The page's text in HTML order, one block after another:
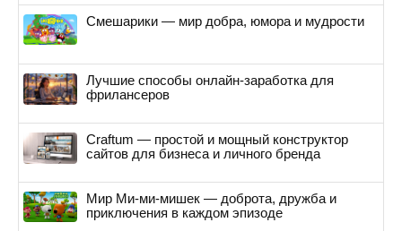
Смешарики — мир добра, юмора и мудрости
Лучшие способы онлайн-заработка для
фрилансеров
Craftum — простой и мощный конструктор
сайтов для бизнеса и личного бренда
Мир Ми-ми-мишек — доброта, дружба и
приключения в каждом эпизоде